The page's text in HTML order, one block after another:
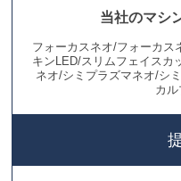
当社のマシ
フォーカスネオ/フォーカス
キンLED/スリムフェイスカ
ネオ/シミプラズマネオ/シ
カ